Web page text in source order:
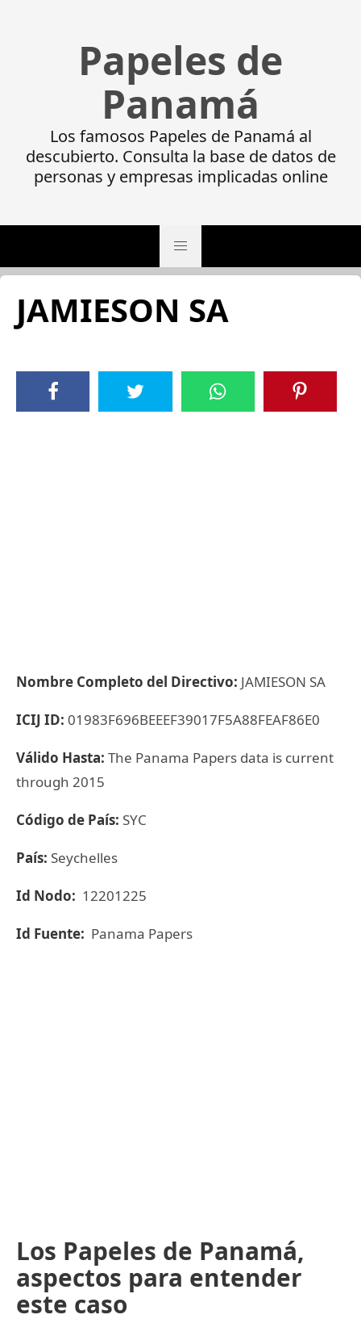
Papeles de
Panamá
Los famosos Papeles de Panamá al
descubierto. Consulta la base de datos de
personas y empresas implicadas online
JAMIESON SA
Nombre Completo del Directivo: JAMIESON SA
ICIJ ID: 01983F696BEEEF39017F5A88FEAF86E0
Válido Hasta: The Panama Papers data is current
through 2015
Código de País: SYC
País: Seychelles
Id Nodo: 12201225
Id Fuente: Panama Papers
Los Papeles de Panamá,
aspectos para entender
este caso